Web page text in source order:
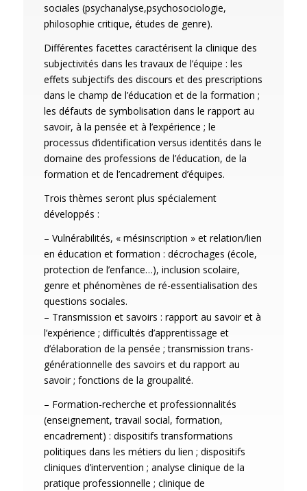
sociales (psychanalyse,psychosociologie,
philosophie critique, études de genre).
Différentes facettes caractérisent la clinique des
subjectivités dans les travaux de l’équipe : les
effets subjectifs des discours et des prescriptions
dans le champ de l’éducation et de la formation ;
les défauts de symbolisation dans le rapport au
savoir, à la pensée et à l’expérience ; le
processus d’identification versus identités dans le
domaine des professions de l’éducation, de la
formation et de l’encadrement d’équipes.
Trois thèmes seront plus spécialement
développés :
– Vulnérabilités, « mésinscription » et relation/lien
en éducation et formation : décrochages (école,
protection de l’enfance…), inclusion scolaire,
genre et phénomènes de ré-essentialisation des
questions sociales.
– Transmission et savoirs : rapport au savoir et à
l’expérience ; difficultés d’apprentissage et
d’élaboration de la pensée ; transmission trans-
générationnelle des savoirs et du rapport au
savoir ; fonctions de la groupalité.
– Formation-recherche et professionnalités
(enseignement, travail social, formation,
encadrement) : dispositifs transformations
politiques dans les métiers du lien ; dispositifs
cliniques d’intervention ; analyse clinique de la
pratique professionnelle ; clinique de